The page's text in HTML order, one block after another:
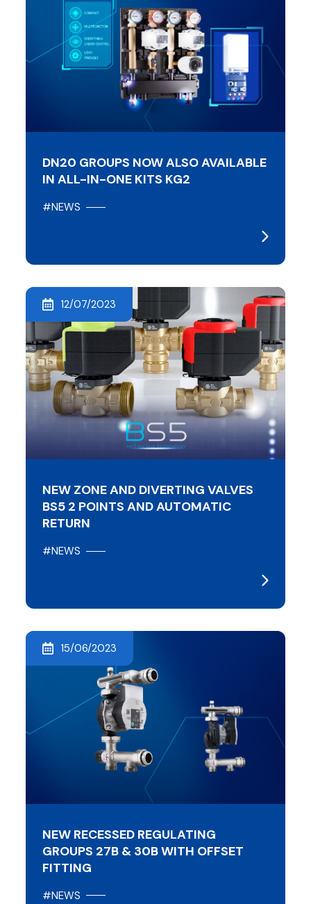
DN20 GROUPS NOW ALSO AVAILABLE
IN ALL-IN-ONE KITS KG2
#NEWS
12/07/2023
NEW ZONE AND DIVERTING VALVES
BS5 2 POINTS AND AUTOMATIC
RETURN
#NEWS
15/06/2023
NEW RECESSED REGULATING
GROUPS 27B & 30B WITH OFFSET
FITTING
#NEWS